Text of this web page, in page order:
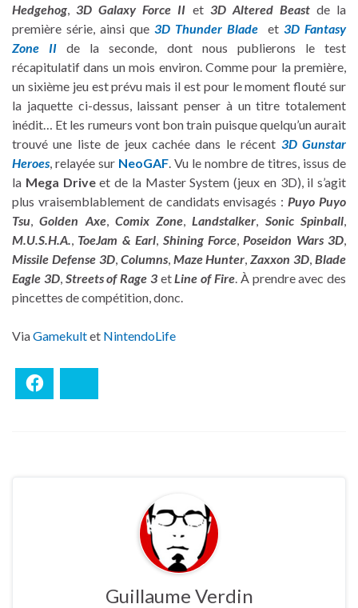
Hedgehog,3D Galaxy Force II et 3D Altered Beastde la
première série, ainsi que 3D Thunder Blade et 3D Fantasy
Zone II de la seconde, dont nous publierons le test
récapitulatif dans un mois environ. Comme pour la première,
un sixième jeu est prévu mais il est pour le moment flouté sur
la jaquette ci-dessus, laissant penser à un titre totalement
inédit… Et les rumeurs vont bon train puisque quelqu’un aurait
trouvé une liste de jeux cachée dans le récent 3D Gunstar
Heroes, relayée sur NeoGAF. Vu le nombre de titres, issus de
la Mega Driveet de la Master System (jeux en 3D), il s’agit
plus vraisemblablement de candidats envisagés :Puyo Puyo
Tsu,Golden Axe, Comix Zone,Landstalker, Sonic Spinball,
M.U.S.H.A., ToeJam & Earl, Shining Force,Poseidon Wars 3D,
Missile Defense 3D, Columns, Maze Hunter,Zaxxon 3D, Blade
Eagle 3D, Streets of Rage 3etLine of Fire. À prendre avec des
pincettes de compétition, donc.
ViaGamekultet NintendoLife
Guillaume Verdin